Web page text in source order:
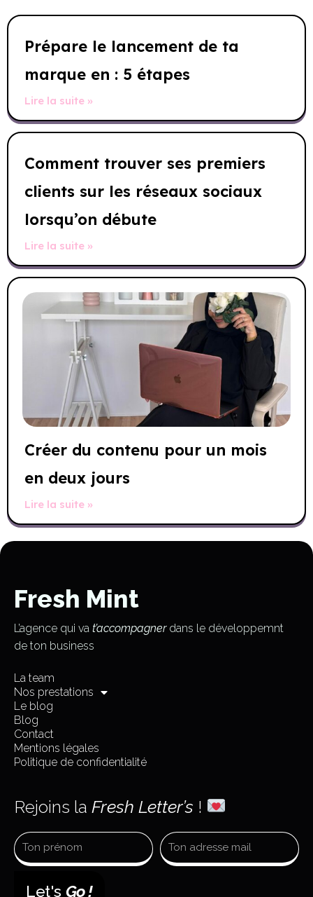
Prépare le lancement de ta
marque en : 5 étapes
Lire la suite »
Comment trouver ses premiers
clients sur les réseaux sociaux
lorsqu’on débute
Lire la suite »
Créer du contenu pour un mois
en deux jours
Lire la suite »
Fresh Mint
L’agence qui va t’accompagnerdans le développemnt
de ton business
La team
Nos prestations
Le blog
Blog
Contact
Mentions légales
Politique de confidentialité
Rejoins la Fresh Letter’s !
Let's Go !